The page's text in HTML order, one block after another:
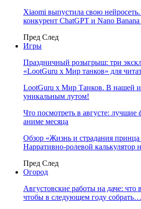
Xiaomi выпустила свою нейросеть.
конкурент ChatGPT и Nano Banana
Пред След
Игры
Праздничный розыгрыш: три
«LootGuru х Мир танков» для
LootGuru x Мир Танков. В нашей
уникальным лутом!
Что посмотреть в августе:
аниме месяца
Обзор «Жизнь и страдания
Нарративно-ролевой калькулятор
Пред След
Огород
Августовские работы на даче: что
чтобы в следующем году собрать…